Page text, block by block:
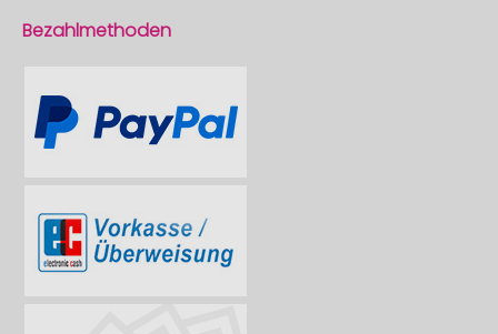
Bezahlmethoden